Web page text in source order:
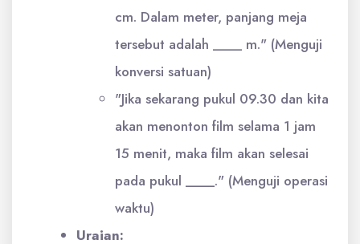
cm. Dalam meter, panjang meja
tersebut adalah ____ m." (Menguji
konversi satuan)
"Jika sekarang pukul 09.30 dan kita
akan menonton film selama 1 jam
15 menit, maka film akan selesai
pada pukul ____." (Menguji operasi
waktu)
Uraian: